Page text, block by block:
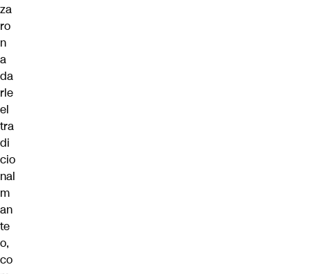
za
ro
n
a
da
rle
el
tra
di
cio
nal
m
an
te
o,
co